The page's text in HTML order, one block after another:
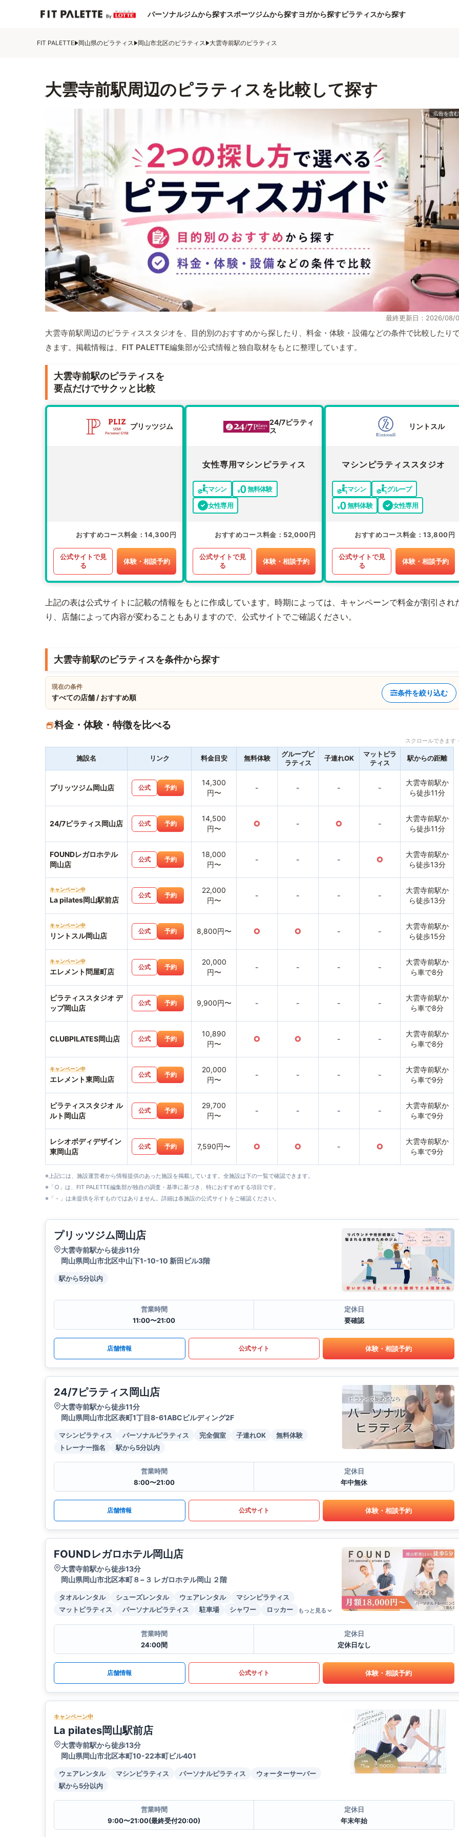
パーソナルジムから探すスポーツジムから探すヨガから探すピラティスから探す
FIT PALETTE 岡山県のピラティス 岡山市北区のピラティス 大雲寺前駅のピラティス
大雲寺前駅周辺のピラティスを比較して探す
最終更新日：2026/08/
大雲寺前駅周辺のピラティススタジオを、目的別のおすすめから探したり、料金・体験・設備などの条件で比較したり
きます。掲載情報は、FIT PALETTE編集部が公式情報と独自取材をもとに整理しています。
大雲寺前駅のピラティスを
要点だけでサクッと比較
プリッツジム
おすすめコース料金 14,300円
公式サイトで見
る
体験・相談予約
24/7ピラティ
ス
女性専用マシンピラティス
マシン
無料体験
女性専用
おすすめコース料金 52,000円
公式サイトで見
る
体験・相談予約
リントスル
マシンピラティススタジオ
マシン
グループ
無料体験
女性専用
おすすめコース料金 13,800円
公式サイトで見
る
体験・相談予約
上記の表は公式サイトに記載の情報をもとに作成しています。時期によっては、キャンペーンで料金が割引され
り、店舗によって内容が変わることもありますので、公式サイトでご確認ください。
大雲寺前駅のピラティスを条件から探す
現在の条件
すべての店舗 / おすすめ順
条件を絞り込む
料金・体験・特徴を比べる
スクロールできま
施設名 リンク 料金目安 無料体験
グループピ
ラティス
子連れOK
マットピラ
ティス
駅からの距離
プリッツジム岡山店 公式 予約
14,300
円〜
- - - -
大雲寺前駅か
ら徒歩11分
24/7ピラティス岡山店 公式 予約
14,500
円〜
○ - ○ -
大雲寺前駅か
ら徒歩11分
FOUNDレガロホテル
岡山店
公式 予約
18,000
円〜
- - - ○
大雲寺前駅か
ら徒歩13分
キャンペーン中
La pilates岡山駅前店
公式 予約
22,000
円〜
- - - -
大雲寺前駅か
ら徒歩13分
キャンペーン中
リントスル岡山店
公式 予約 8,800円〜 ○ ○ - -
大雲寺前駅か
ら徒歩15分
キャンペーン中
エレメント問屋町店
公式 予約
20,000
円〜
- - - -
大雲寺前駅か
ら車で8分
ピラティススタジオ デ
ップ岡山店
公式 予約 9,900円〜 - - - -
大雲寺前駅か
ら車で8分
CLUBPILATES岡山店 公式 予約
10,890
円〜
○ ○ - -
大雲寺前駅か
ら車で8分
キャンペーン中
エレメント東岡山店
公式 予約
20,000
円〜
- - - -
大雲寺前駅か
ら車で9分
ピラティススタジオ ル
ルト岡山店
公式 予約
29,700
円〜
- - - -
大雲寺前駅か
ら車で9分
レシオボディデザイン
東岡山店
公式 予約 7,590円〜 ○ ○ - ○
大雲寺前駅か
ら車で9分
※上記には、施設運営者から情報提供のあった施設を掲載しています。全施設は下の一覧で確認できます。
※「○」は、FIT PALETTE編集部が独自の調査・基準に基づき、特におすすめする項目です。
※「－」は未提供を示すものではありません。詳細は各施設の公式サイトをご確認ください。
プリッツジム岡山店
大雲寺前駅から徒歩11分
岡山県岡山市北区中山下1-10-10 新田ビル3階
駅から5分以内
営業時間
11:00〜21:00
定休日
要確認
店舗情報 公式サイト 体験・相談予約
24/7ピラティス岡山店
大雲寺前駅から徒歩11分
岡山県岡山市北区表町1丁目8-61ABCビルディング2F
マシンピラティス パーソナルピラティス 完全個室 子連れOK
無料体験
トレーナー指名
駅から5分以内
営業時間
8:00〜21:00
定休日
年中無休
店舗情報 公式サイト 体験・相談予約
FOUNDレガロホテル岡山店
大雲寺前駅から徒歩13分
岡山県岡山市北区本町８−３ レガロホテル岡山 ２階
タオルレンタル シューズレンタル ウェアレンタル
マシンピラティス
マットピラティス
パーソナルピラティス 駐車場 シャワー ロッカー もっと見る
営業時間
24:00間
定休日
定休日なし
店舗情報 公式サイト 体験・相談予約
キャンペーン中
La pilates岡山駅前店
大雲寺前駅から徒歩13分
岡山県岡山市北区本町10-22本町ビル401
ウェアレンタル マシンピラティス パーソナルピラティス
ウォーターサーバー
駅から5分以内
営業時間
9:00〜21:00(最終受付20:00)
定休日
年末年始